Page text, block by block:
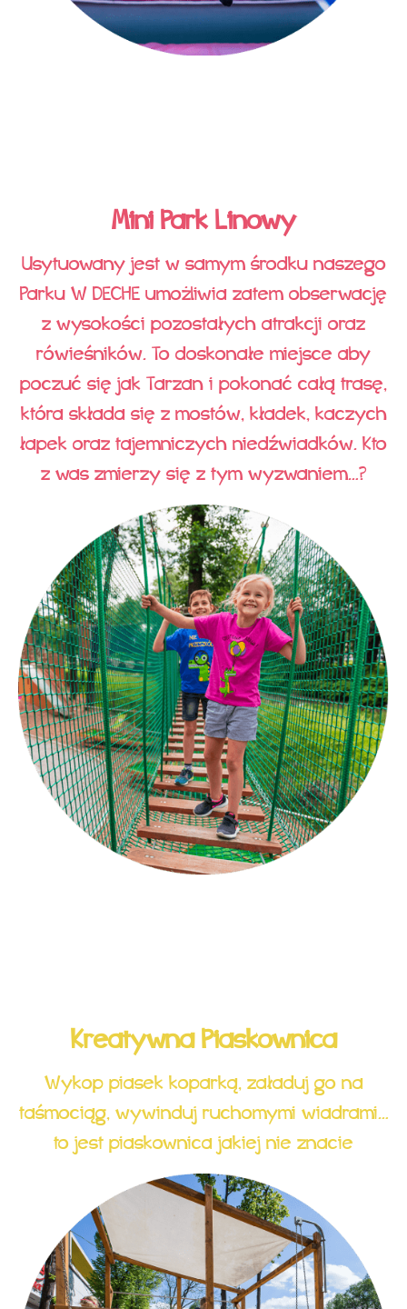
Mini Park Linowy
Usytuowany jest w samym środku naszego
Parku W DECHE umożliwia zatem obserwację
z wysokości pozostałych atrakcji oraz
rówieśników. To doskonałe miejsce aby
poczuć się jak Tarzan i pokonać całą trasę,
która składa się z mostów, kładek, kaczych
łapek oraz tajemniczych niedźwiadków. Kto
z was zmierzy się z tym wyzwaniem…?
Kreatywna Piaskownica
Wykop piasek koparką, załaduj go na
taśmociąg, wywinduj ruchomymi wiadrami…
to jest piaskownica jakiej nie znacie